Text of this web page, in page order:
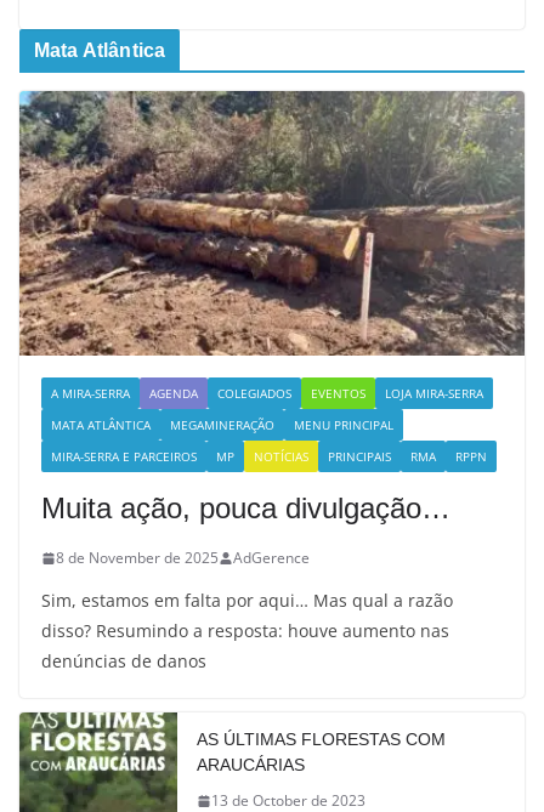
Mata Atlântica
A MIRA-SERRA AGENDA COLEGIADOS EVENTOS
LOJA MIRA-SERRA
MATA ATLÂNTICA
MEGAMINERAÇÃO
MENU PRINCIPAL
MIRA-SERRA E PARCEIROS
MP NOTÍCIAS PRINCIPAIS RMA RPPN
Muita ação, pouca divulgação…
8 de November de 2025 AdGerence
Sim, estamos em falta por aqui… Mas qual a razão
disso? Resumindo a resposta: houve aumento nas
denúncias de danos
AS ÚLTIMAS FLORESTAS COM
ARAUCÁRIAS
13 de October de 2023